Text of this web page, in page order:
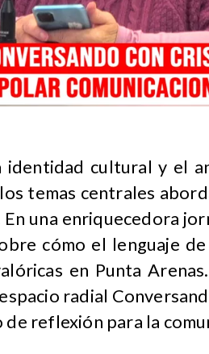
identidad cultural y el
temas centrales
una enriquecedora
cómo el lenguaje
en Punta
radial
reflexión para la